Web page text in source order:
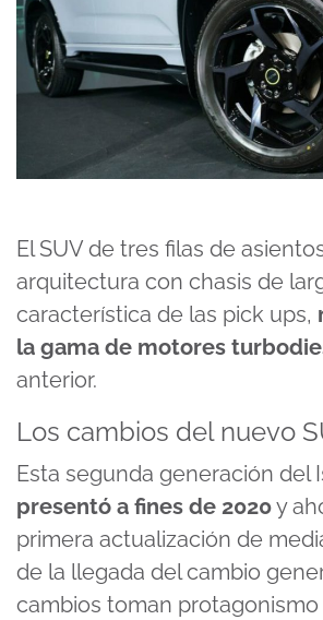
El SUV de tres filas de
arquitectura con chasis de
característica de las pick ups,
la gama de motores
anterior.
Los cambios del nuevo
Esta segunda generación del
presentó a fines de 2020y
primera actualización de
de la llegada del cambio
cambios toman